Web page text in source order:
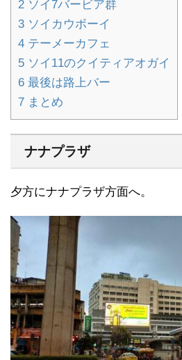
2 ソイ7バービア群
3 ソイカウボーイ
4 テーメーカフェ
5 ソイ11のクイティアオガイ
6 最後は路上バー
7 まとめ
ナナプラザ
夕方にナナプラザ方面へ。